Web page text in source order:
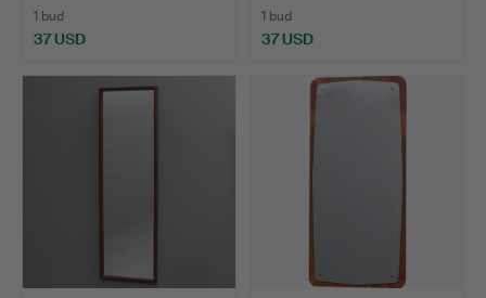
1 bud
37 USD
1 bud
37 USD